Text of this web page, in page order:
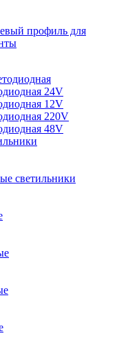
профиль для
24V
12V
220V
48V
светильники